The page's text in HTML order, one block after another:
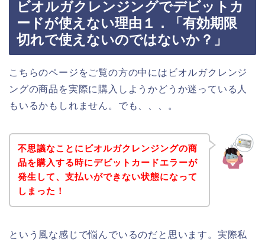
ビオルガクレンジングでデビットカ
ードが使えない理由１．「有効期限
切れで使えないのではないか？」
こちらのページをご覧の方の中にはビオルガクレンジ
ングの商品を実際に購入しようかどうか迷っている人
もいるかもしれません。でも、、、。
不思議なことにビオルガクレンジングの商
品を購入する時にデビットカードエラーが
発生して、支払いができない状態になって
しまった！
という風な感じで悩んでいるのだと思います。実際私